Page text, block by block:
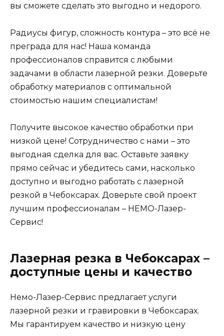
вы сможете сделать это выгодно и недорого.
Радиусы фигур, сложность контура – это всё не
преграда для нас! Наша команда
профессионалов справится с любыми
задачами в области лазерной резки. Доверьте
обработку материалов с оптимальной
стоимостью нашим специалистам!
Получите высокое качество обработки при
низкой цене! Сотрудничество с нами – это
выгодная сделка для вас. Оставьте заявку
прямо сейчас и убедитесь сами, насколько
доступно и выгодно работать с лазерной
резкой в Чебоксарах. Доверьте свой проект
лучшим профессионалам – НЕМО-Лазер-
Сервис!
Лазерная резка в Чебоксарах –
доступные цены и качество
Немо-Лазер-Сервис предлагает услуги
лазерной резки и гравировки в Чебоксарах.
Мы гарантируем качество и низкую цену